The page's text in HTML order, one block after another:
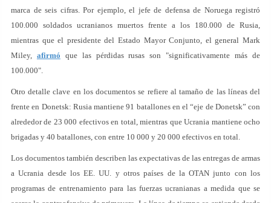
marca de seis cifras. Por ejemplo, el jefe de defensa de Noruega registró
100.000 soldados ucranianos muertos frente a los 180.000 de Rusia,
mientras que el presidente del Estado Mayor Conjunto, el general Mark
Miley, afirmó que las pérdidas rusas son "significativamente más de
100.000".
Otro detalle clave en los documentos se refiere al tamaño de las líneas del
frente en Donetsk: Rusia mantiene 91 batallones en el “eje de Donetsk” con
alrededor de 23 000 efectivos en total, mientras que Ucrania mantiene ocho
brigadas y 40 batallones, con entre 10 000 y 20 000 efectivos en total.
Los documentos también describen las expectativas de las entregas de armas
a Ucrania desde los EE. UU. y otros países de la OTAN junto con los
programas de entrenamiento para las fuerzas ucranianas a medida que se